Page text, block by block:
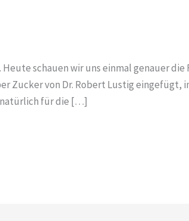
schauen wir uns einmal genauer
Zucker von Dr. Robert Lustig eingefügt,
natürlich für die […]